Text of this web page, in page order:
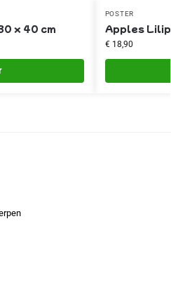
x 40 cm
POSTER
Apples
€18,90